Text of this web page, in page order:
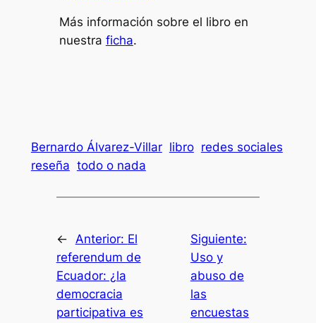
Más información sobre el libro en
nuestra ficha.
Bernardo Álvarez-Villar libro redes sociales
reseña todo o nada
← Anterior: El
referendum de
Ecuador: ¿la
democracia
participativa es
Siguiente:
Uso y
abuso de
las
encuestas